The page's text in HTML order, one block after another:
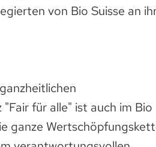
von Bio Suisse an
für alle" ist auch im Bio
ganze